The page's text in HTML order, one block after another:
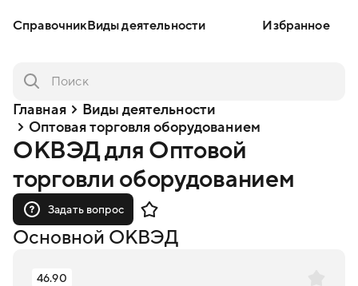
СправочникВиды деятельности Избранное
Главная
Виды деятельности
Оптовая торговля оборудованием
ОКВЭД для Оптовой
торговли оборудованием
Задать вопрос
Основной ОКВЭД
46.90